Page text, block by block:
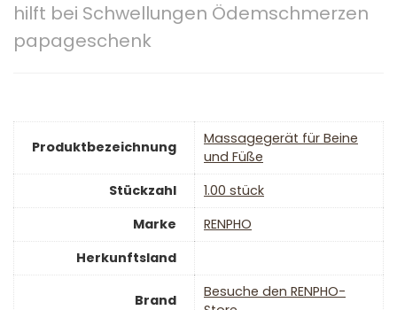
hilft bei Schwellungen Ödemschmerzen
papageschenk
Produktbezeichnung
‎Massagegerät für Beine
und Füße
Stückzahl
‎1.00 stück
Marke
‎RENPHO
Herkunftsland
Brand
Besuche den RENPHO-